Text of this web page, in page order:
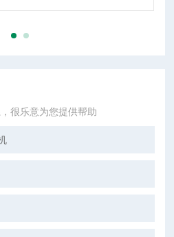
很乐意为您提供帮助